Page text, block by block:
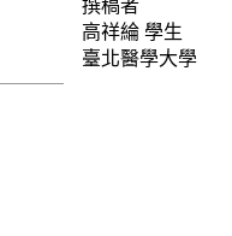
高祥綸 學生
臺北醫學大學